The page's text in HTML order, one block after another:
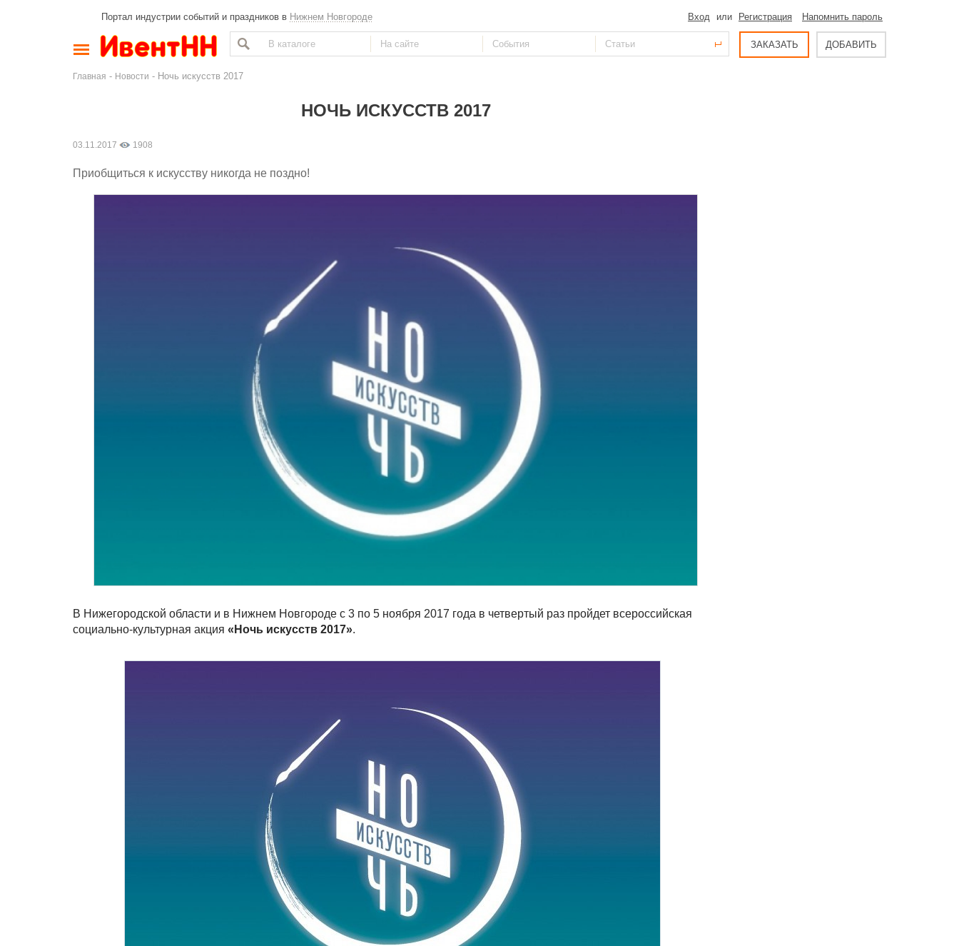
Портал индустрии событий и праздников в Нижнем Новгороде Вход или Регистрация Напомнить пароль
ЗАКАЗАТЬ ДОБАВИТЬ
Главная - Новости - Ночь искусств 2017
НОЧЬ ИСКУССТВ 2017
03.11.2017 1908
Приобщиться к искусству никогда не поздно!
В Нижегородской области и в Нижнем Новгороде с 3 по 5 ноября 2017 года в четвертый раз пройдет всероссийская
социально-культурная акция «Ночь искусств 2017».